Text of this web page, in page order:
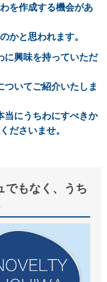
を作成する機会があ
かと思われます。
に興味を持っていただ
ついてご紹介いたしま
当にうちわにすべきか
ださいませ。
でもなく、うち